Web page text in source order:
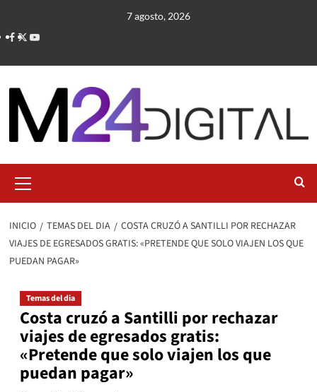
contenido
7 agosto, 2026
primario
INICIO TEMAS DEL DIA
COSTA CRUZÓ A SANTILLI POR RECHAZAR
VIAJES DE EGRESADOS GRATIS: «PRETENDE QUE SOLO VIAJEN LOS QUE
PUEDAN PAGAR»
Temas del dia
Costa cruzó a Santilli por rechazar
viajes de egresados gratis:
«Pretende que solo viajen los que
puedan pagar»